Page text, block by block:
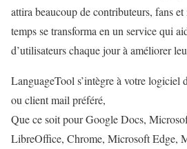
attira beaucoup de contributeurs, fans
temps se transforma en un service qui
d’utilisateurs chaque jour à améliorer
LanguageTool s’intègre à votre logiciel
ou client mail préféré,
Que ce soit pour Google Docs,
LibreOffice, Chrome, Microsoft Edge,